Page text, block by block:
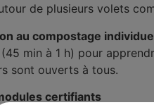
de plusieurs volets
au compostage
min à 1 h) pour
sont ouverts à tous.
certifiants